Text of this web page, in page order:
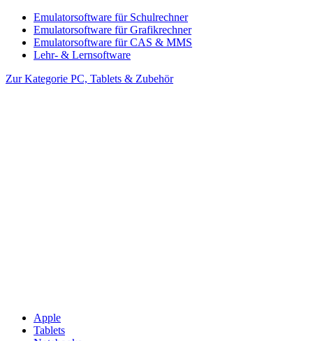
Emulatorsoftware für Schulrechner
Emulatorsoftware für Grafikrechner
Emulatorsoftware für CAS & MMS
Lehr- & Lernsoftware
Zur Kategorie PC, Tablets & Zubehör
Apple
Tablets